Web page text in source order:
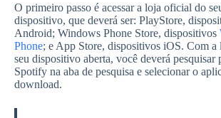
O primeiro passo é acessar a loja oficial do
dispositivo, que deverá ser: PlayStore,
Android; Windows Phone Store, dispositivos
Phone; e App Store, dispositivos iOS. Com a
seu dispositivo aberta, você deverá pesquisar
Spotify na aba de pesquisa e selecionar o
download.